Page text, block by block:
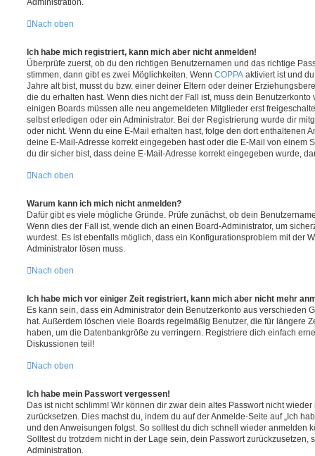
Nach oben
Ich habe mich registriert, kann mich aber nicht anmelden!
Überprüfe zuerst, ob du den richtigen Benutzernamen und das richtige
stimmen, dann gibt es zwei Möglichkeiten. Wenn COPPA aktiviert ist und
Jahre alt bist, musst du bzw. einer deiner Eltern oder deiner
die du erhalten hast. Wenn dies nicht der Fall ist, muss dein
einigen Boards müssen alle neu angemeldeten Mitglieder erst
selbst erledigen oder ein Administrator. Bei der Registrierung wurde dir
oder nicht. Wenn du eine E-Mail erhalten hast, folge den dort enthaltenen
deine E-Mail-Adresse korrekt eingegeben hast oder die E-Mail von einem
du dir sicher bist, dass deine E-Mail-Adresse korrekt eingegeben wurde,
Nach oben
Warum kann ich mich nicht anmelden?
Dafür gibt es viele mögliche Gründe. Prüfe zunächst, ob dein
Wenn dies der Fall ist, wende dich an einen Board-Administrator, um
wurdest. Es ist ebenfalls möglich, dass ein Konfigurationsproblem mit der
Administrator lösen muss.
Nach oben
Ich habe mich vor einiger Zeit registriert, kann mich aber nicht mehr
Es kann sein, dass ein Administrator dein Benutzerkonto aus verschieden
hat. Außerdem löschen viele Boards regelmäßig Benutzer, die für längere
haben, um die Datenbankgröße zu verringern. Registriere dich einfach
Diskussionen teil!
Nach oben
Ich habe mein Passwort vergessen!
Das ist nicht schlimm! Wir können dir zwar dein altes Passwort nicht
zurücksetzen. Dies machst du, indem du auf der Anmelde-Seite auf „Ich
und den Anweisungen folgst. So solltest du dich schnell wieder anmelden
Solltest du trotzdem nicht in der Lage sein, dein Passwort zurückzusetzen,
Administration.